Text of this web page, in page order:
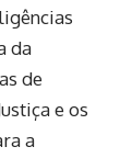
da
de
e os
a